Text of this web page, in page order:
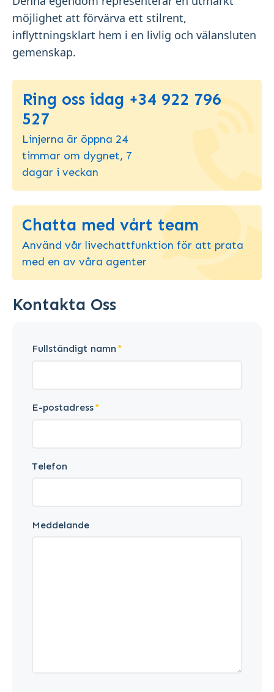
möjlighet att förvärva ett stilrent,
inflyttningsklart hem i en livlig och välansluten
gemenskap.
Ring oss idag +34 922 796
527
Linjerna är öppna 24
timmar om dygnet, 7
dagar i veckan
Chatta med vårt team
Använd vår livechattfunktion för att prata
med en av våra agenter
Kontakta Oss
Fullständigt namn
E-postadress
Telefon
Meddelande